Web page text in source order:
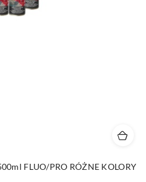
FLUO/PRO RÓŻNE KOLORY